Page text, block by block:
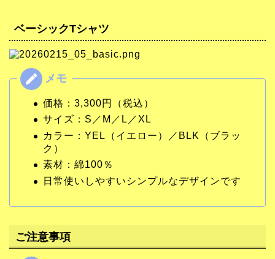
ベーシックTシャツ
価格：3,300円（税込）
サイズ：S／M／L／XL
カラー：YEL（イエロー）／BLK（ブラッ
ク）
素材：綿100％
日常使いしやすいシンプルなデザインです
ご注意事項